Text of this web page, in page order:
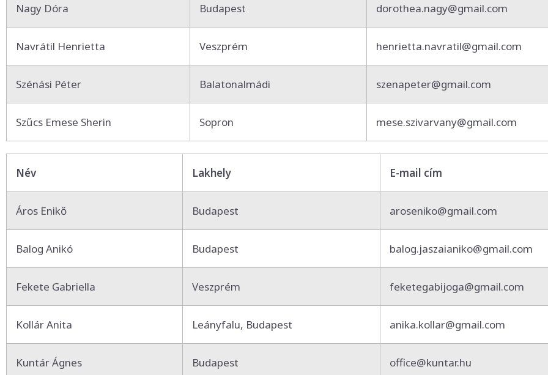
Nagy Dóra Budapest dorothea.nagy@gmail.com
Navrátil Henrietta Veszprém henrietta.navratil@gmail.com
Szénási Péter Balatonalmádi szenapeter@gmail.com
Szűcs Emese Sherin Sopron mese.szivarvany@gmail.com
Név Lakhely E-mail cím
Áros Enikő Budapest aroseniko@gmail.com
Balog Anikó Budapest balog.jaszaianiko@gmail.com
Fekete Gabriella Veszprém feketegabijoga@gmail.com
Kollár Anita Leányfalu, Budapest anika.kollar@gmail.com
Kuntár Ágnes Budapest office@kuntar.hu